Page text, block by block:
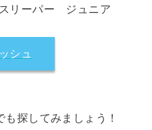
リーパー ジュニア
シュ
探してみましょう！